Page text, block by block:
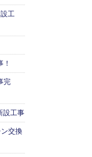
工
完
設工事
交換